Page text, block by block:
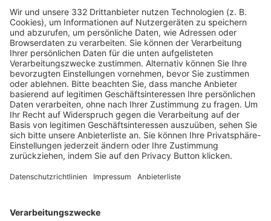
HÄUFIG BESUCHTE SEITEN
Pässe und Vereinswechsel
Trainerausbildung
Schulungsangebot Vereinsmitarbeiter
BFV-Geschäftsstellen
Trainerbörse
Login SpielPlus
FOLGE DEM BFV